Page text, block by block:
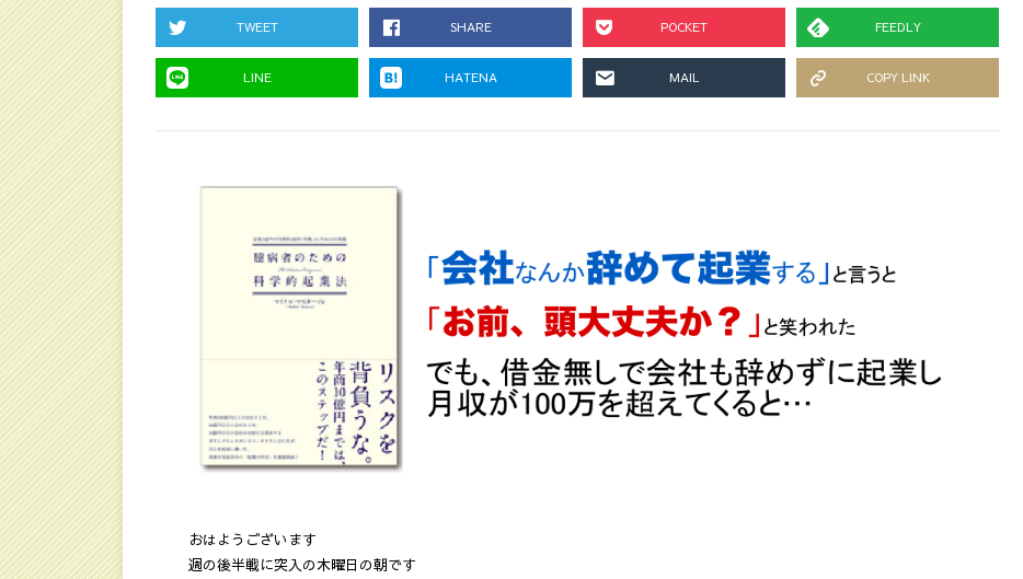
TWEET SHARE POCKET FEEDLY
LINE HATENA MAIL COPY LINK
おはようございます
週の後半戦に突入の木曜日の朝です